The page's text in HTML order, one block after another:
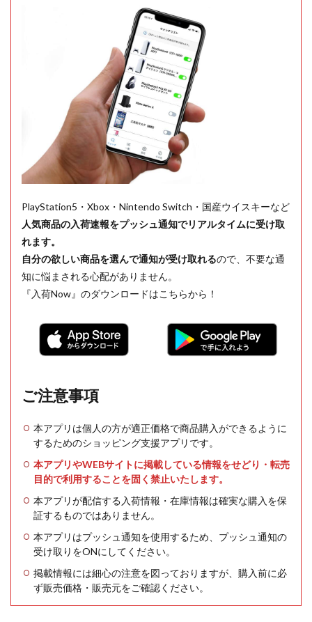
PlayStation5・Xbox・Nintendo Switch・国産ウイスキーなど
人気商品の入荷速報をプッシュ通知でリアルタイムに受け取
れます。
自分の欲しい商品を選んで通知が受け取れるので、不要な通
知に悩まされる心配がありません。
『入荷Now』のダウンロードはこちらから！
ご注意事項
本アプリは個人の方が適正価格で商品購入ができるように
するためのショッピング支援アプリです。
本アプリやWEBサイトに掲載している情報をせどり・転売
目的で利用することを固く禁止いたします。
本アプリが配信する入荷情報・在庫情報は確実な購入を保
証するものではありません。
本アプリはプッシュ通知を使用するため、プッシュ通知の
受け取りをONにしてください。
掲載情報には細心の注意を図っておりますが、購入前に必
ず販売価格・販売元をご確認ください。